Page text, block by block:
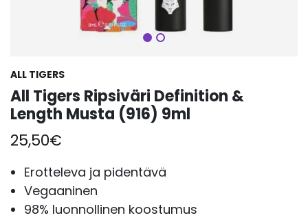
ALL TIGERS
All Tigers Ripsiväri Definition &
Length Musta (916) 9ml
25,50€
Erotteleva ja pidentävä
Vegaaninen
98% luonnollinen koostumus